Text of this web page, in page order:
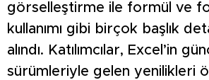
görselleştirme ile formül ve
kullanımı gibi birçok başlık
alındı. Katılımcılar, Excel’in
sürümleriyle gelen yenilikleri